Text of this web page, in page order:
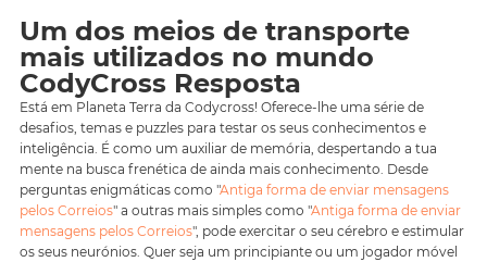
Um dos meios de transporte
mais utilizados no mundo
CodyCross Resposta
Está em Planeta Terra da Codycross! Oferece-lhe uma série de
desafios, temas e puzzles para testar os seus conhecimentos e
inteligência. É como um auxiliar de memória, despertando a tua
mente na busca frenética de ainda mais conhecimento. Desde
perguntas enigmáticas como "Antiga forma de enviar mensagens
pelos Correios" a outras mais simples como "Antiga forma de enviar
mensagens pelos Correios", pode exercitar o seu cérebro e estimular
os seus neurónios. Quer seja um principiante ou um jogador móvel